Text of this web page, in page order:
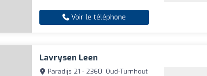
Voir le téléphone
Lavrysen Leen
Paradijs 21 - 2360, Oud-Turnhout